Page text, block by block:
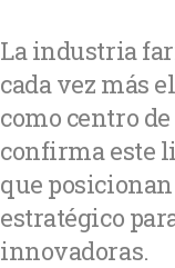
La industria
cada vez más
como centro
confirma este
que
estratégico
innovadoras.